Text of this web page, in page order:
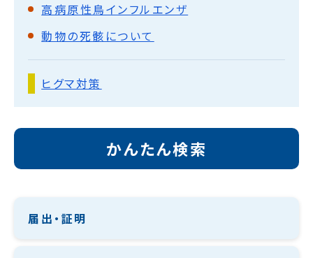
高病原性鳥インフルエンザ
動物の死骸について
ヒグマ対策
かんたん検索
届出・証明